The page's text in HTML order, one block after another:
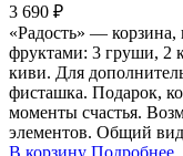
3 690 ₽
«Радость» —
фруктами: 3 груши, 2
киви. Для
фисташка. Подарок,
моменты счастья.
элементов. Общий вид
В корзину Подробнее